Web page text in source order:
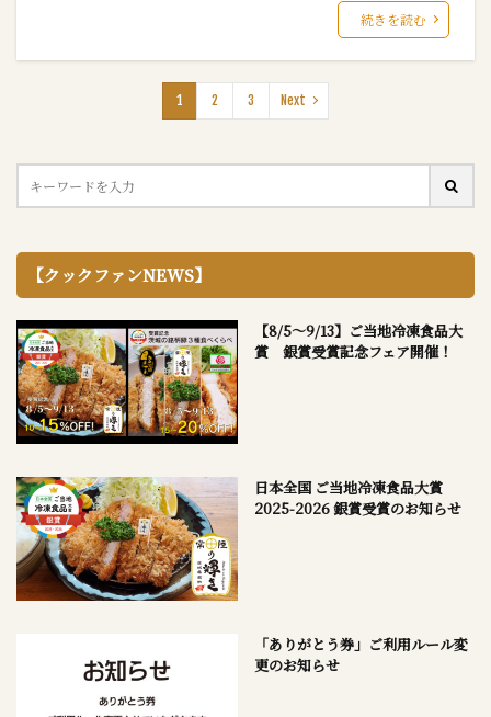
続きを読む
1 2 3 Next
【クックファンNEWS】
【8/5～9/13】ご当地冷凍食品大
賞 銀賞受賞記念フェア開催！
日本全国 ご当地冷凍食品大賞
2025-2026 銀賞受賞のお知らせ
「ありがとう券」ご利用ルール変
更のお知らせ